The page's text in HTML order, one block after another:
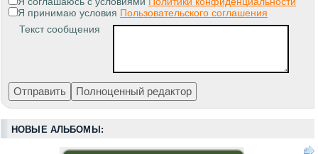
Я принимаю условия Пользовательского соглашения
Текст сообщения
НОВЫЕ АЛЬБОМЫ: